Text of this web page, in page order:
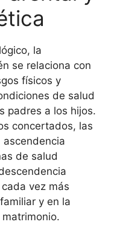
la
se relaciona con
físicos y
de salud
padres a los hijos.
concertados, las
de salud
vez más
y en la